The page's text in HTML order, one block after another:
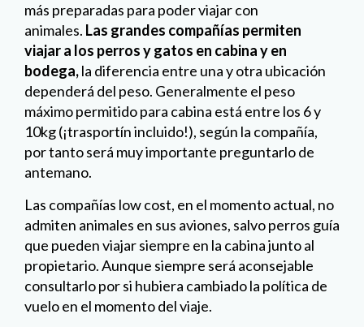
más preparadas para poder viajar con
animales. Las grandes compañías permiten
viajar a los perros y gatos en cabina y en
bodega,la diferencia entre una y otra ubicación
dependerá del peso. Generalmente el peso
máximo permitido para cabina está entre los 6 y
10kg (¡trasportín incluido!), según la compañía,
por tanto será muy importante preguntarlo de
antemano.
Las compañías low cost, en el momento actual, no
admiten animales en sus aviones, salvo perros guía
que pueden viajar siempre en la cabina junto al
propietario. Aunque siempre será aconsejable
consultarlo por si hubiera cambiado la política de
vuelo en el momento del viaje.